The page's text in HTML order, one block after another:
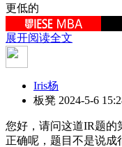
更低的
展开阅读全文
Iris杨
板凳 2024-5-6
您好，请问这道IR题的
正确呢，题目不是说